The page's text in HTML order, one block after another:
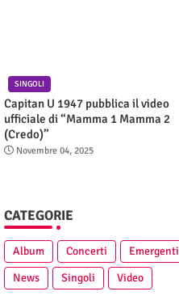
SINGOLI
Capitan U 1947 pubblica il video
ufficiale di “Mamma 1 Mamma 2
(Credo)”
Novembre 04, 2025
CATEGORIE
Album Concerti Emergenti
News
Singoli Video